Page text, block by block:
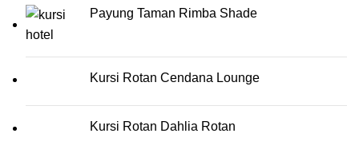
Payung Taman Rimba Shade
Kursi Rotan Cendana Lounge
Kursi Rotan Dahlia Rotan